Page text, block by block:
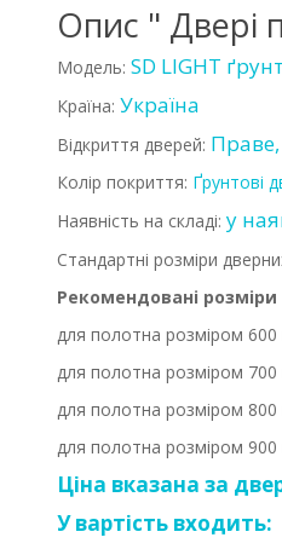
Опис " Двері
Модель: SD LIGHT
Країна: Україна
Відкриття дверей: Праве,
Колір покриття: Ґрунтові
Наявність на складі: у
Стандартні розміри
Рекомендовані
для полотна розміром
для полотна розміром
для полотна розміром
для полотна розміром
Ціна вказана за
У вартість входить: